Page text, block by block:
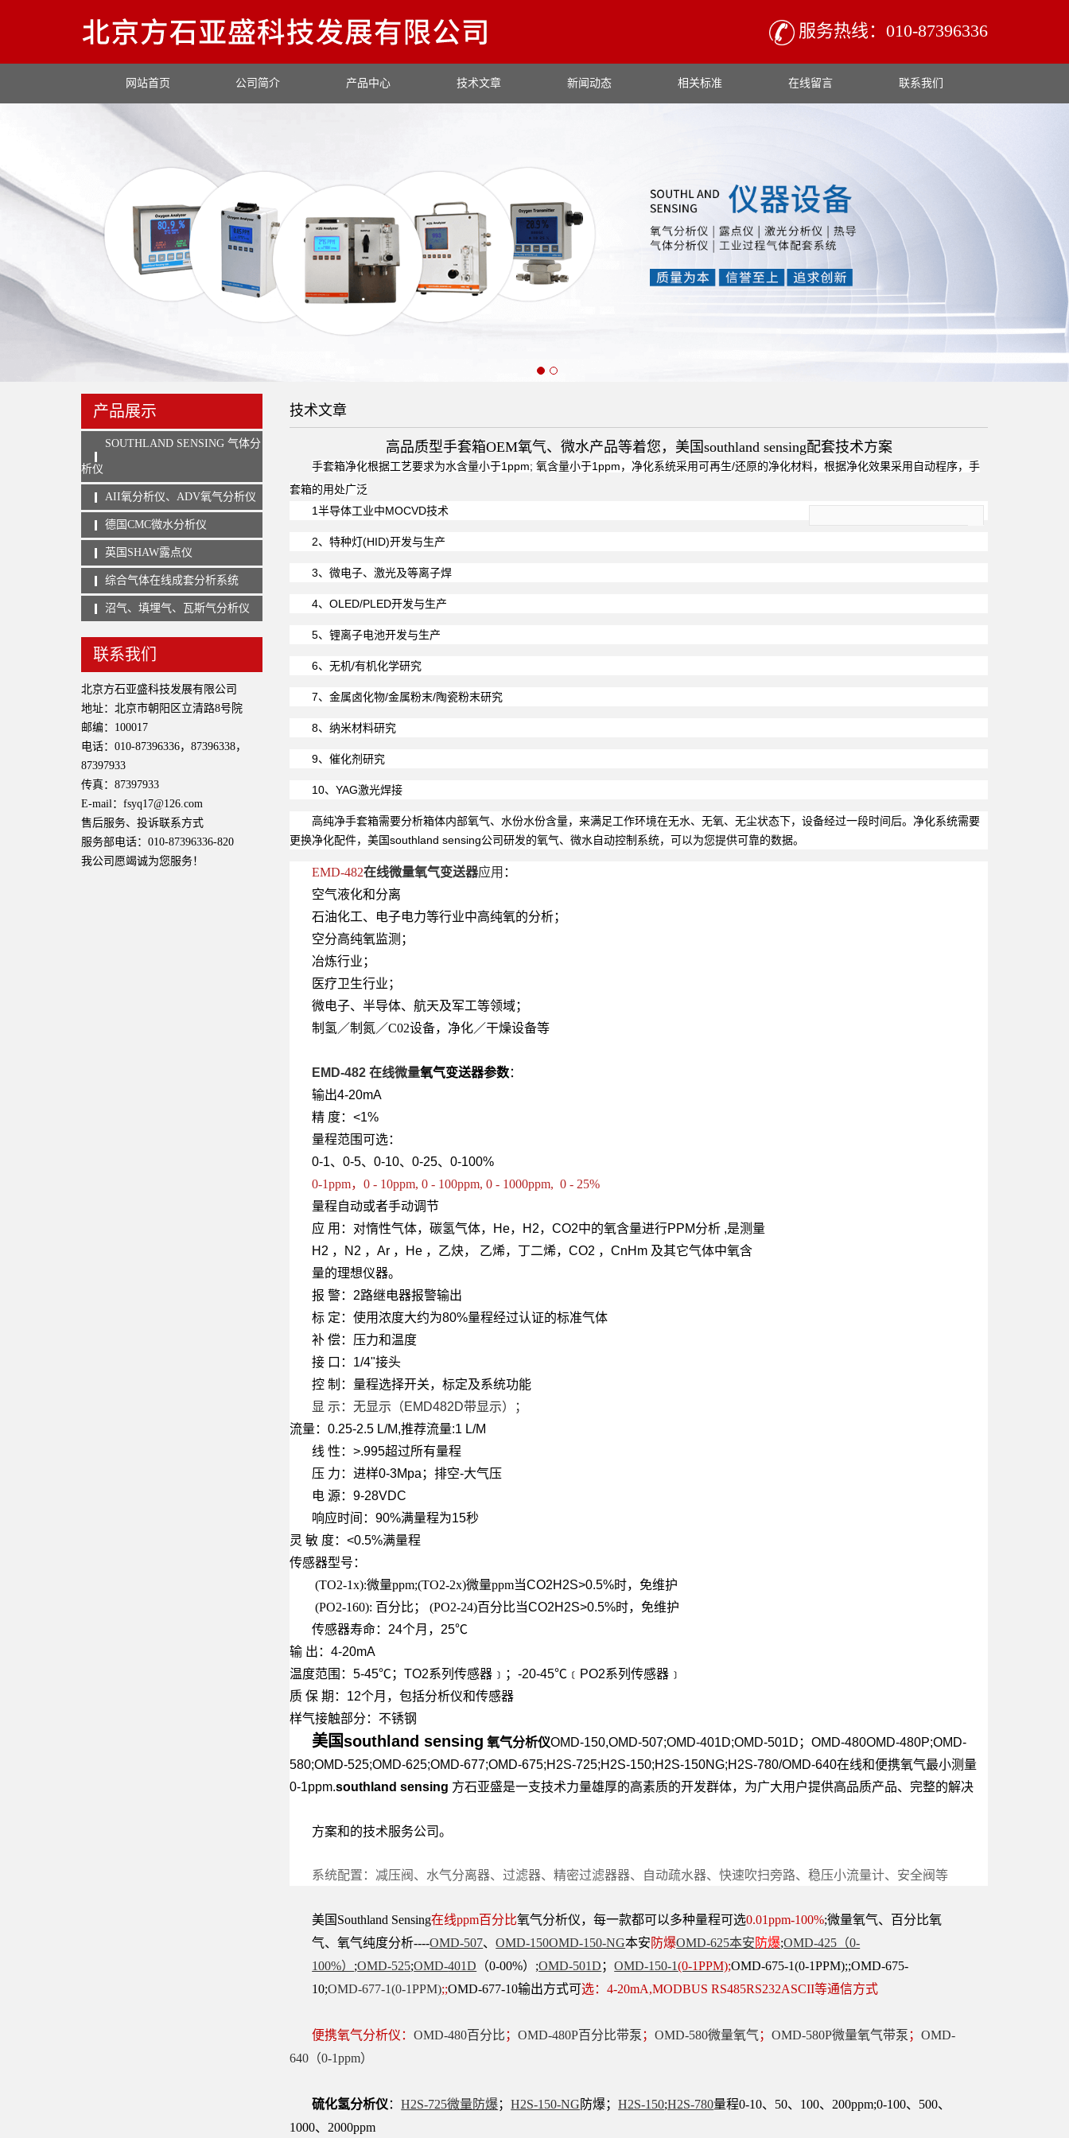
服务热线：010-87396336
网站首页 公司简介 产品中心 技术文章 新闻动态 相关标准 在线留言 联系我们
产品展示
SOUTHLAND SENSING 气体分
析仪
AII氧分析仪、ADV氧气分析仪
德国CMC微水分析仪
英国SHAW露点仪
综合气体在线成套分析系统
沼气、填埋气、瓦斯气分析仪
联系我们
北京方石亚盛科技发展有限公司
地址：北京市朝阳区立清路8号院
邮编：100017
电话：010-87396336，87396338，
87397933
传真：87397933
E-mail：fsyq17@126.com
售后服务、投诉联系方式
服务部电话：010-87396336-820
我公司愿竭诚为您服务！
技术文章
高品质型手套箱OEM氧气、微水产品等着您，美国southland sensing配套技术方案
手套箱净化根据工艺要求为水含量小于1ppm; 氧含量小于1ppm， 净化系统采用可再生/还原的净化材料，根据净化效果采用自动程序，手
套箱的用处广泛
1半导体工业中MOCVD技术
2、特种灯(HID)开发与生产
3、微电子、激光及等离子焊
4、OLED/PLED开发与生产
5、锂离子电池开发与生产
6、无机/有机化学研究
7、金属卤化物/金属粉末/陶瓷粉末研究
8、纳米材料研究
9、催化剂研究
10、YAG激光焊接
高纯净手套箱需要分析箱体内部氧气、水份水份含量，来满足工作环境在无水、无氧、无尘状态下，设备经过一段时间后。净化系统需要
更换净化配件，美国southland sensing公司研发的氧气、微水自动控制系统，可以为您提供可靠的数据。
EMD-482在线微量氧气变送器应用 ：
空气液化和分离
石油化工、电子电力等行业中高纯氧的分析；
空分高纯氧监测；
冶炼行业；
医疗卫生行业；
微电子、半导体、航天及军工等领域；
制氢／制氮／C02设备，净化／干燥设备等
EMD-482 在线微量氧气变送器参数：
输出4-20mA
精 度：<1%
量程范围可选：
0-1、0-5、0-10、0-25、0-100%
0-1ppm，0 - 10ppm, 0 - 100ppm, 0 - 1000ppm, 0 - 25%
量程自动或者手动调节
应 用：对惰性气体，碳氢气体，He，H2，CO2中的氧含量进行PPM分析 ,是测量
H2 ，N2 ，Ar ，He ，乙炔， 乙烯，丁二烯，CO2 ，CnHm 及其它气体中氧含
量的理想仪器。
报 警：2路继电器报警输出
标 定：使用浓度大约为80%量程经过认证的标准气体
补 偿：压力和温度
接 口：1/4"接头
控 制：量程选择开关，标定及系统功能
显 示：无显示（EMD482D带显示）；
流量：0.25-2.5 L/M,推荐流量:1 L/M
线 性：>.995超过所有量程
压 力：进样0-3Mpa；排空-大气压
电 源：9-28VDC
响应时间：90%满量程为15秒
灵 敏 度：<0.5%满量程
传感器型号：
(TO2-1x):微量ppm;(TO2-2x)微量ppm当CO2H2S>0.5%时，免维护
(PO2-160): 百分比； (PO2-24)百分比当CO2H2S>0.5%时，免维护
传感器寿命：24个月，25℃
输 出：4-20mA
温度范围：5-45℃；TO2系列传感器﹞；-20-45℃﹝PO2系列传感器﹞
质 保 期：12个月，包括分析仪和传感器
样气接触部分：不锈钢
美国southland sensing 氧气分析仪OMD-150,OMD-507;OMD-401D;OMD-501D；OMD-480OMD-480P;OMD-
580;OMD-525;OMD-625;OMD-677;OMD-675;H2S-725;H2S-150;H2S-150NG;H2S-780/OMD-640在线和便携氧气最小测量
0-1ppm.southland sensing 方石亚盛是一支技术力量雄厚的高素质的开发群体，为广大用户提供高品质产品、完整的解决
方案和的技术服务公司。
系统配置：减压阀、水气分离器、过滤器、精密过滤器器、自动疏水器、快速吹扫旁路、稳压小流量计、安全阀等
美国Southland Sensing在线ppm百分比氧气分析仪，每一款都可以多种量程可选0.01ppm-100%;微量氧气、百分比氧
气、氧气纯度分析----OMD-507、OMD-150OMD-150-NG本安 防爆OMD-625本安 防爆;OMD-425（0-
100%） ;OMD-525;OMD-401D （0-00%）;OMD-501D ；OMD-150-1(0-1PPM);OMD-675-1(0-1PPM);;OMD-675-
10;OMD-677-1(0-1PPM);;OMD-677-10输出方式可选：4-20mA,MODBUS RS485RS232ASCII等通信方式
便携氧气分析仪：OMD-480百分比 ；OMD-480P百分比带泵 ；OMD-580微量氧气 ；OMD-580P微量氧气带泵 ；OMD-
640（0-1ppm）
硫化氢分析仪 ：H2S-725微量防爆；H2S-150-NG 防爆；H2S-150;H2S-780量程0-10、50、100、200ppm;0-100、500、
1000、2000ppm